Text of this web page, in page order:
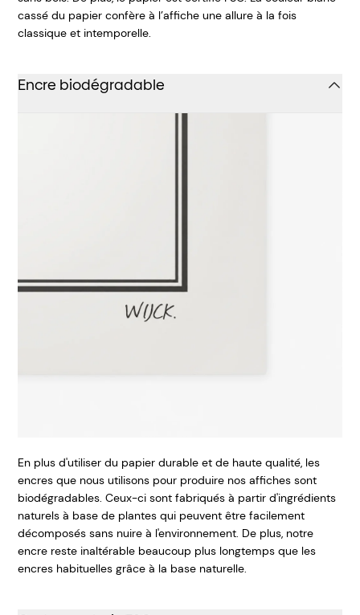
cassé du papier confère à l’affiche une allure à la fois
classique et intemporelle.
Encre biodégradable
En plus d'utiliser du papier durable et de haute qualité, les
encres que nous utilisons pour produire nos affiches sont
biodégradables. Ceux-ci sont fabriqués à partir d'ingrédients
naturels à base de plantes qui peuvent être facilement
décomposés sans nuire à l'environnement. De plus, notre
encre reste inaltérable beaucoup plus longtemps que les
encres habituelles grâce à la base naturelle.